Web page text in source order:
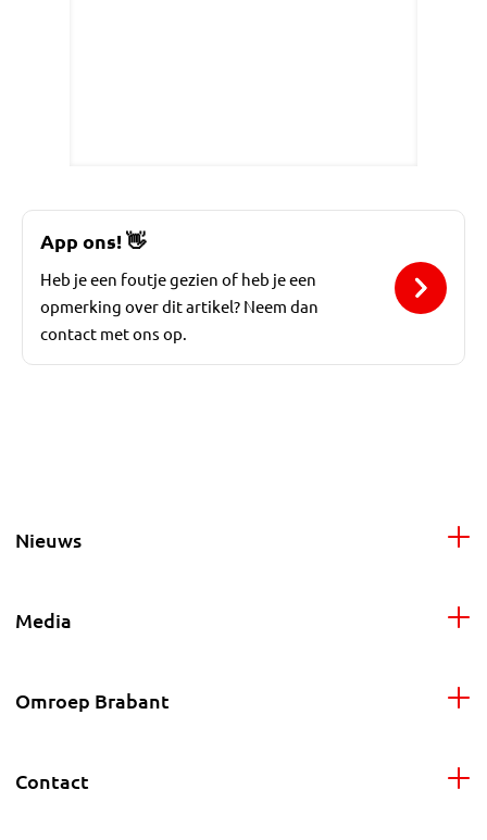
App ons!👋
Heb je een foutje gezien of heb je een
opmerking over dit artikel? Neem dan
contact met ons op.
Nieuws
Media
Omroep Brabant
Contact